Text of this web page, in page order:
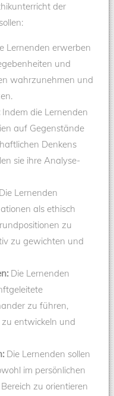
der
Lernenden erwerben
und
wahrzunehmen und
Indem die Lernenden
auf Gegenstände
Denkens
sie ihre Analyse-
Die Lernenden
als ethisch
zu
zu gewichten und
Die Lernenden
zu führen,
entwickeln und
Die Lernenden sollen
im persönlichen
zu orientieren